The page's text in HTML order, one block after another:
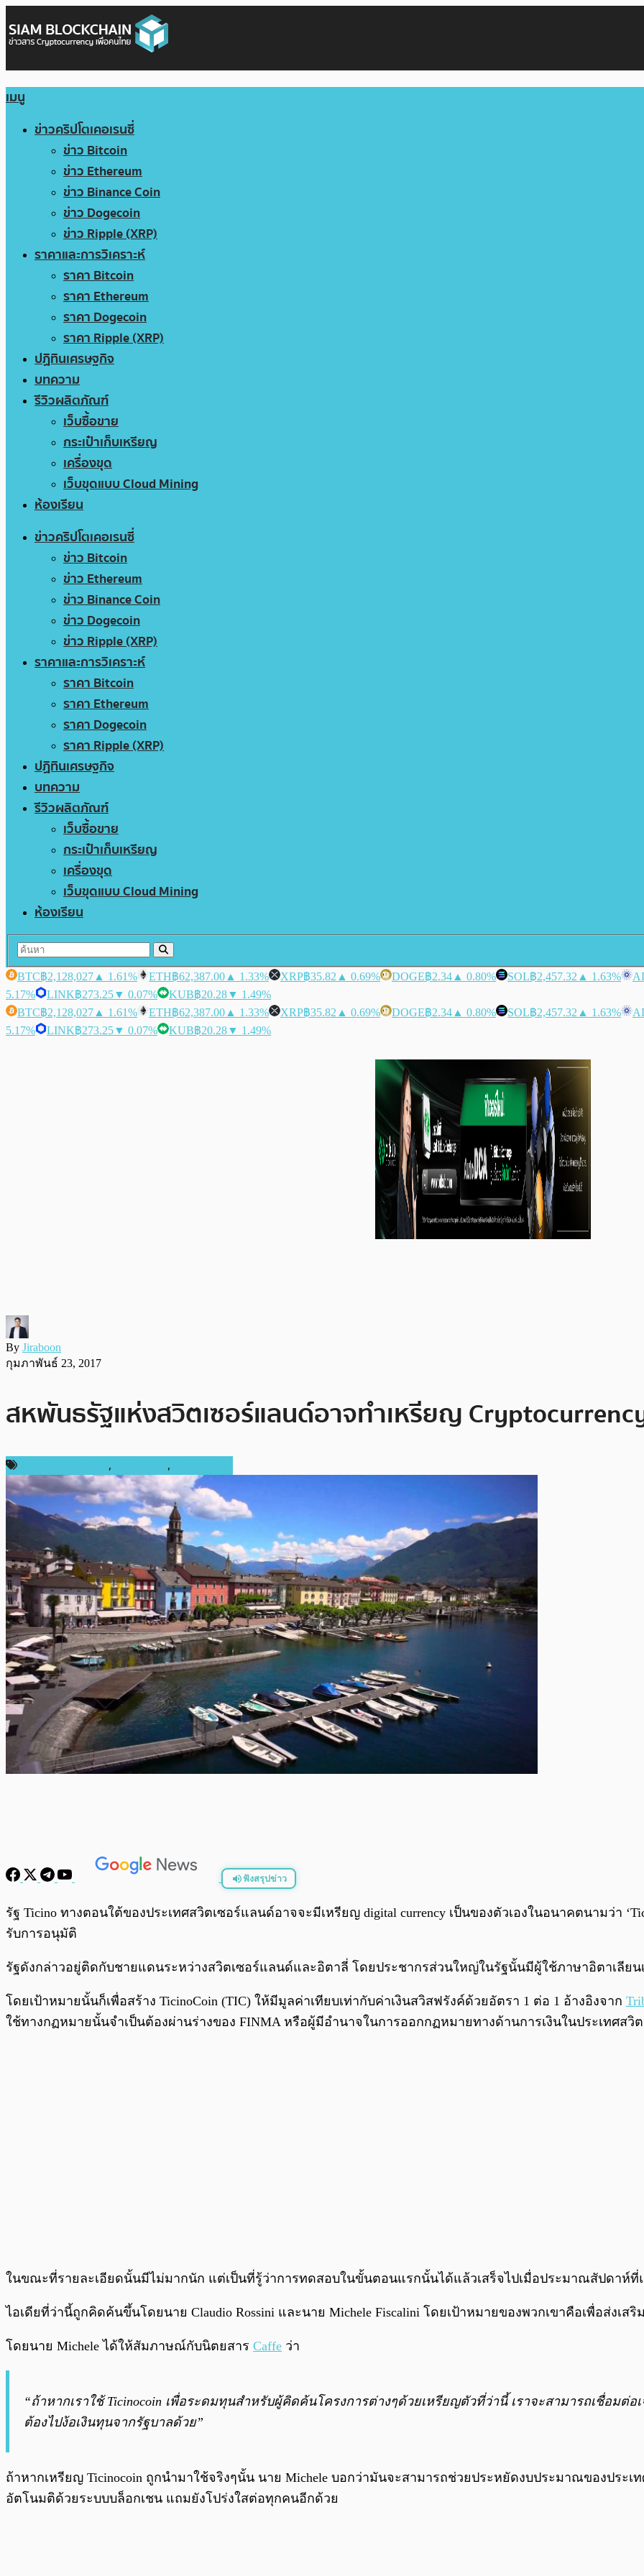
เมนู
ข่าวคริปโตเคอเรนซี่
ข่าว Bitcoin
ข่าว Ethereum
ข่าว Binance Coin
ข่าว Dogecoin
ข่าว Ripple (XRP)
ราคาและการวิเคราะห์
ราคา Bitcoin
ราคา Ethereum
ราคา Dogecoin
ราคา Ripple (XRP)
ปฏิทินเศรษฐกิจ
บทความ
รีวิวผลิตภัณฑ์
เว็บซื้อขาย
กระเป๋าเก็บเหรียญ
เครื่องขุด
เว็บขุดแบบ Cloud Mining
ห้องเรียน
ข่าวคริปโตเคอเรนซี่
ข่าว Bitcoin
ข่าว Ethereum
ข่าว Binance Coin
ข่าว Dogecoin
ข่าว Ripple (XRP)
ราคาและการวิเคราะห์
ราคา Bitcoin
ราคา Ethereum
ราคา Dogecoin
ราคา Ripple (XRP)
ปฏิทินเศรษฐกิจ
บทความ
รีวิวผลิตภัณฑ์
เว็บซื้อขาย
กระเป๋าเก็บเหรียญ
เครื่องขุด
เว็บขุดแบบ Cloud Mining
ห้องเรียน
BTC฿2,128,027 ▲ 1.61% ETH฿62,387.00 ▲ 1.33% XRP฿35.82 ▲ 0.69% DOGE฿2.34 ▲ 0.80% SOL฿2,457.32 ▲ 1.63%
5.17%
LINK฿273.25▼ 0.07% KUB฿20.28▼ 1.49%
BTC฿2,128,027 ▲ 1.61% ETH฿62,387.00 ▲ 1.33% XRP฿35.82 ▲ 0.69% DOGE฿2.34 ▲ 0.80% SOL฿2,457.32 ▲ 1.63%
5.17%
LINK฿273.25▼ 0.07% KUB฿20.28▼ 1.49%
By Jiraboon
กุมภาพันธ์ 23, 2017
สหพันธรัฐแห่งสวิตเซอร์แลนด์อาจทำเหรียญ
, ,
ฟังสรุปข่าว
รัฐ Ticino ทางตอนใต้ของประเทศสวิตเซอร์แลนด์อาจจะมีเหรียญ digital currency เป็นของตัวเองในอนาคตนามว่า
รับการอนุมัติ
รัฐดังกล่าวอยู่ติดกับชายแดนระหว่างสวิตเซอร์แลนด์และอิตาลี่ โดยประชากรส่วนใหญ่ในรัฐนั้นมีผู้ใช้ภาษาอิตาเลีย
โดยเป้าหมายนั้นก็เพื่อสร้าง TicinoCoin (TIC) ให้มีมูลค่าเทียบเท่ากับค่าเงินสวิสฟรังค์ด้วยอัตรา 1 ต่อ 1 อ้างอิงจาก
ใช้ทางกฏหมายนั้นจำเป็นต้องผ่านร่างของ FINMA หรือผู้มีอำนาจในการออกกฏหมายทางด้านการเงินในประเทศสวิ
ในขณะที่รายละเอียดนั้นมีไม่มากนัก แต่เป็นที่รู้ว่าการทดสอบในขั้นตอนแรกนั้นได้แล้วเสร็จไปเมื่อประมาณสัปดาห์ที่
ไอเดียที่ว่านี้ถูกคิดค้นขึ้นโดยนาย Claudio Rossini และนาย Michele Fiscalini โดยเป้าหมายของพวกเขาคือเพื่อส่งเ
โดยนาย Michele ได้ให้สัมภาษณ์กับนิตยสาร Caffe ว่า
“ถ้าหากเราใช้ Ticinocoin เพื่อระดมทุนสำหรับผู้คิดค้นโครงการต่างๆด้วยเหรียญตัวที่ว่านี้ เราจะสามารถเชื่อมต่
ต้องไปง้อเงินทุนจากรัฐบาลด้วย”
ถ้าหากเหรียญ Ticinocoin ถูกนำมาใช้จริงๆนั้น นาย Michele บอกว่ามันจะสามารถช่วยประหยัดงบประมาณของประเ
อัตโนมติด้วยระบบบล็อกเชน แถมยังโปร่งใสต่อทุกคนอีกด้วย